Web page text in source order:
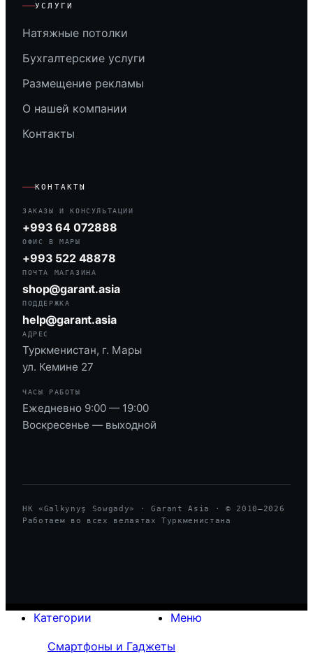
УСЛУГИ
Натяжные потолки
Бухгалтерские услуги
Размещение рекламы
О нашей компании
Контакты
КОНТАКТЫ
ЗАКАЗЫ И КОНСУЛЬТАЦИИ
+993 64 072888
ОФИС В МАРЫ
+993 522 48878
ПОЧТА МАГАЗИНА
shop@garant.asia
ПОДДЕРЖКА
help@garant.asia
АДРЕС
Туркменистан, г. Мары
ул. Кемине 27
ЧАСЫ РАБОТЫ
Ежедневно 9:00 — 19:00
Воскресенье — выходной
HK «Galkynyş Sowgady» · Garant Asia · © 2010—2026
Работаем во всех велаятах Туркменистана
Меню
Категории
Смартфоны и Гаджеты